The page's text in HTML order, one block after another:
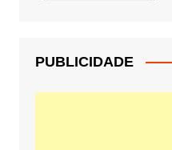
PUBLICIDADE